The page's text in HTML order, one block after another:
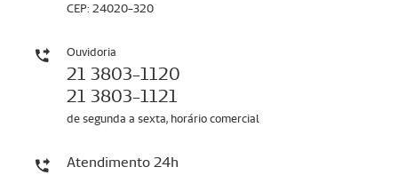
CEP: 24020-320
Ouvidoria
21 3803-1120
21 3803-1121
de segunda a sexta, horário comercial
Atendimento 24h